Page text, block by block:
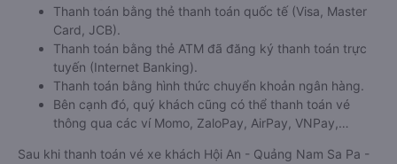
Thanh toán bằng thẻ thanh toán quốc tế (Visa, Master
Card, JCB).
Thanh toán bằng thẻ ATM đã đăng ký thanh toán trực
tuyến (Internet Banking).
Thanh toán bằng hình thức chuyển khoản ngân hàng.
Bên cạnh đó, quý khách cũng có thể thanh toán vé
thông qua các ví Momo, ZaloPay, AirPay, VNPay,…
Sau khi thanh toán vé xe khách Hội An - Quảng Nam Sa Pa -